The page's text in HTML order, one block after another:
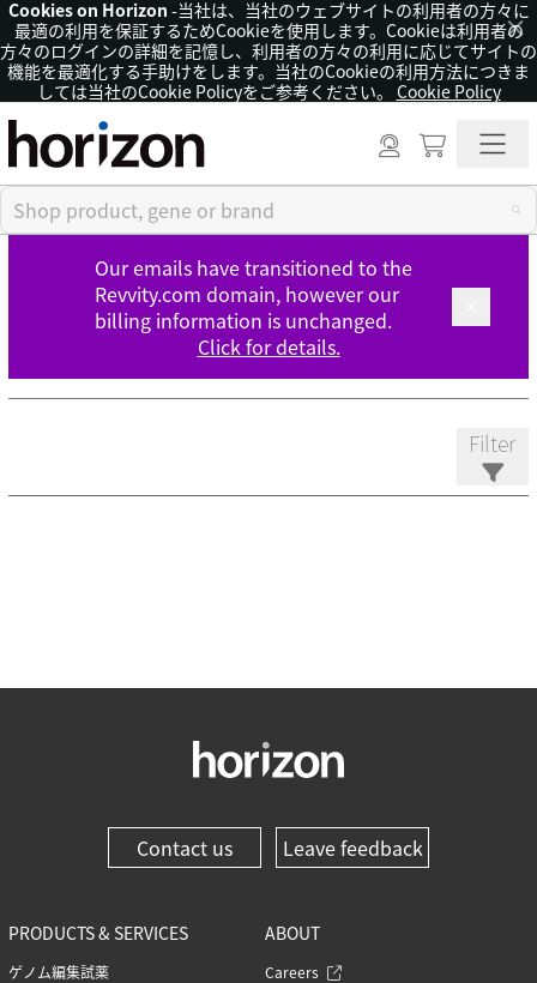
Cookies on Horizon -当社は、当社のウェブサイトの利用者の方々に
最適の利用を保証するためCookieを使用します。Cookieは利用者の
方々のログインの詳細を記憶し、利用者の方々の利用に応じてサイトの
機能を最適化する手助けをします。当社のCookieの利用方法につきま
しては当社のCookie Policyをご参考ください。 Cookie Policy
×
Our emails have transitioned to the
Revvity.com domain, however our
billing information is unchanged.
Click for details.
Contact us Leave feedback
PRODUCTS & SERVICES
ゲノム編集試薬
ABOUT
Careers